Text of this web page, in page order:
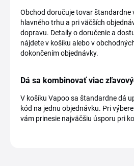
Obchod doručuje tovar štandardne
hlavného trhu a pri väčších
dopravu. Detaily o doručenie a
nájdete v košíku alebo v
dokončením objednávky.
Dá sa kombinovať viac
V košíku Vapoo sa štandardne dá
kód na jednu objednávku. Pri
vám prinesie najväčšiu úsporu pri